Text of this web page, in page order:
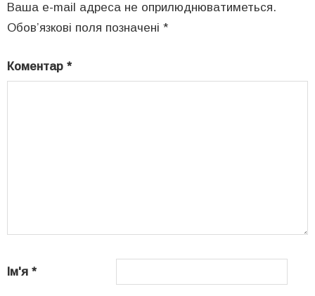
Ваша e-mail адреса не оприлюднюватиметься.
Обов’язкові поля позначені *
Коментар *
Ім'я *